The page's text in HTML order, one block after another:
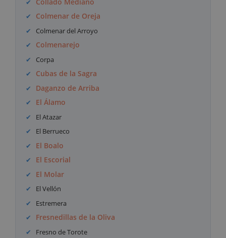
Colmenar de Oreja
Colmenar del Arroyo
Colmenarejo
Corpa
Cubas de la Sagra
Daganzo de Arriba
El Álamo
El Atazar
El Berrueco
El Boalo
El Escorial
El Molar
El Vellón
Estremera
Fresnedillas de la Oliva
Fresno de Torote